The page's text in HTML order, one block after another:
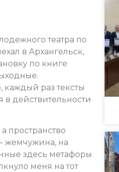
театра по
в Архангельск,
по книге
каждый раз тексты
в действительности
пространство
жемчужина, на
здесь метафоры
меня на тот